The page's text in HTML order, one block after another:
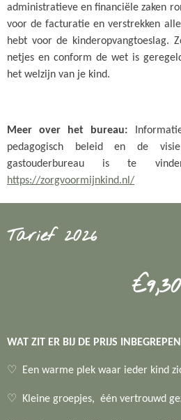
administratieve en financiële zaken
voor de facturatie en verstrekken
hebt voor de kinderopvangtoeslag.
netjes en conform de wet is
het welzijn van je kind.
Meer over het bureau:
pedagogisch beleid en de
gastouderbureau is te
https://zorgvoormijnkind.nl/
Tarief 2026
€9,30
WAT ZIT ER BIJ DE PRIJS INBEGREPEN
♡ Een warme plek waar ieder kind
♡ Kleine groepjes, één vertrouwd